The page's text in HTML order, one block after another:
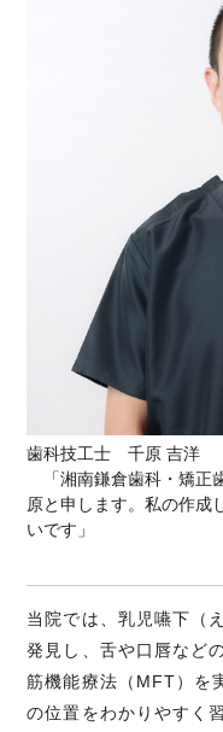
歯科技工士 千原 吉洋
「湘南鎌倉歯科・矯正
原と申します。私の作成
いです」
当院では、乳児嚥下（
発見し、舌や口唇など
筋機能療法（MFT）を
の位置をわかりやすく